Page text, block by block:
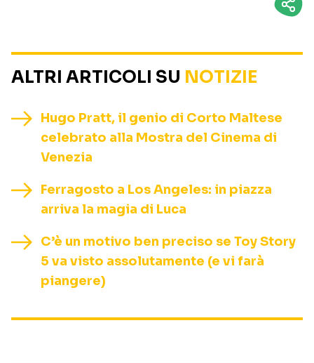
ALTRI ARTICOLI SU NOTIZIE
Hugo Pratt, il genio di Corto Maltese
celebrato alla Mostra del Cinema di
Venezia
Ferragosto a Los Angeles: in piazza
arriva la magia di Luca
C’è un motivo ben preciso se Toy Story
5 va visto assolutamente (e vi farà
piangere)